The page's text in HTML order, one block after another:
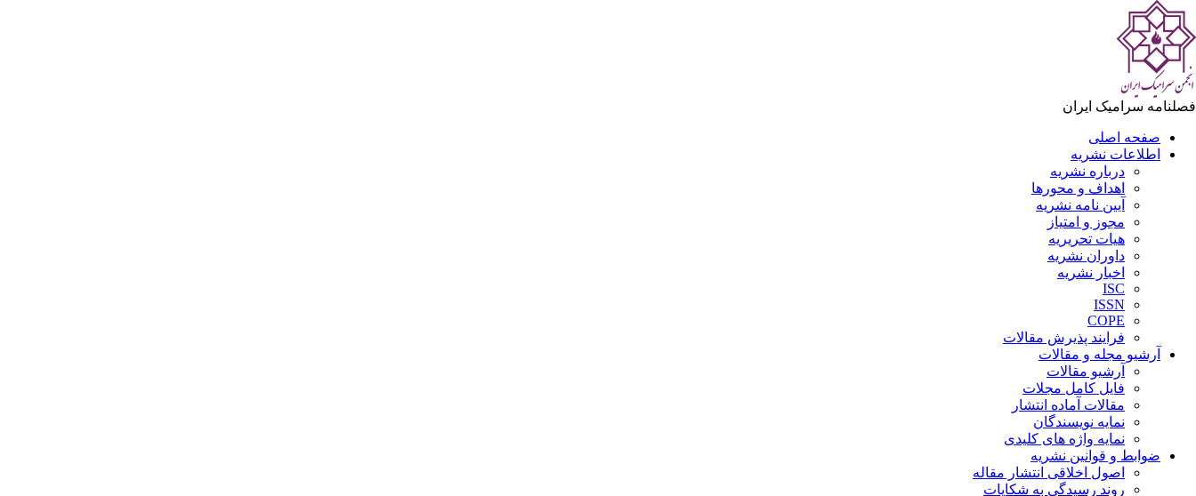
فصلنامه سرامیک ایران
صفحه اصلی
اطلاعات نشریه
درباره نشریه
اهداف و محورها
آیین نامه نشریه
مجوز و امتیاز
هیات تحریریه
داوران نشریه
اخبار نشریه
ISC
ISSN
COPE
فرایند پذیرش مقالات
آرشیو مجله و مقالات
آرشیو مقالات
فایل کامل مجلات
مقالات آماده انتشار
نمایه نویسندگان
نمایه واژه های کلیدی
ضوابط و قوانین نشریه
اصول اخلاقی انتشار مقاله
روند رسیدگی به شکایات